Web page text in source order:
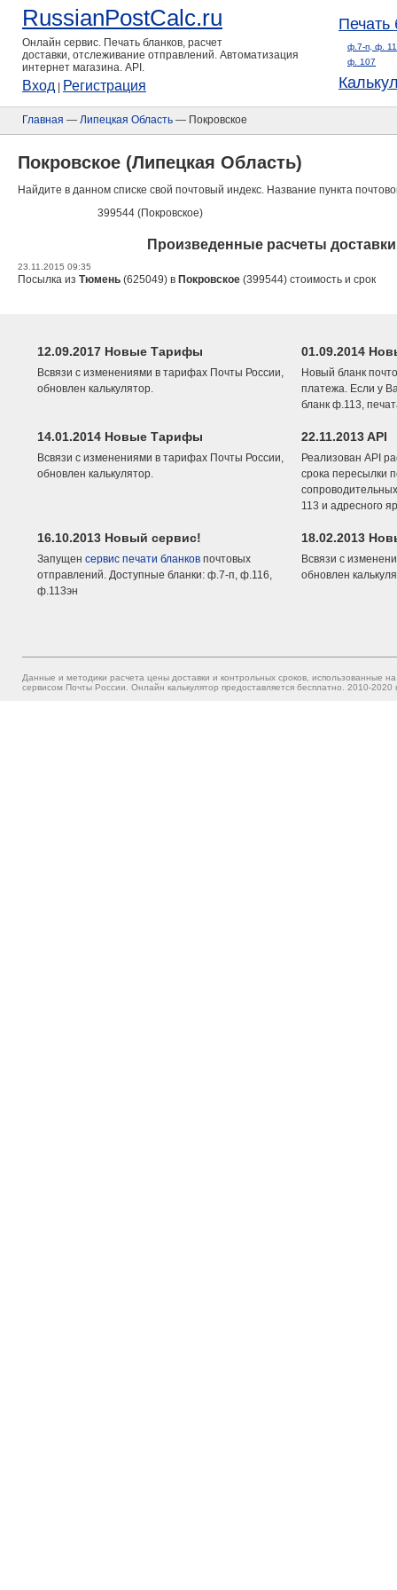
RussianPostCalc.ru
Онлайн сервис. Печать бланков, расчет
доставки, отслеживание отправлений. Автоматизация
интернет магазина. API.
Вход Регистрация
Печать
ф.7-п, ф.
ф. 107
Главная — Липецкая Область — Покровское
Покровское (Липецкая Область)
Найдите в данном списке свой почтовый индекс. Название пункта
399544 (Покровское)
Произведенные расчеты
23.11.2015 09:35
Посылка из Тюмень (625049) в Покровское (399544) стоимость и срок
12.09.2017 Новые Тарифы
Всвязи с изменениями в тарифах Почты России,
обновлен калькулятор.
01.09.2014
Новый бланк
платежа. Если у
бланк ф.113,
14.01.2014 Новые Тарифы
Всвязи с изменениями в тарифах Почты России,
обновлен калькулятор.
22.11.2013 API
Реализован API
срока пересылки
113 и адресного
16.10.2013 Новый сервис!
Запущен сервис печати бланков почтовых
отправлений. Доступные бланки: ф.7-п, ф.116,
ф.113эн
18.02.2013
Всвязи с
обновлен
Данные и методики расчета цены доставки и контрольных сроков, использованные
сервисом Почты России. Онлайн калькулятор предоставляется бесплатно. 2010-2020